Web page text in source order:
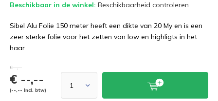
Beschikbaar in de winkel: Beschikbaarheid controleren
Sibel Alu Folie 150 meter heeft een dikte van 20 My en is een
zeer sterke folie voor het zetten van low en highligts in het
haar.
€--,--
€ --,--
(--,-- Incl. btw)